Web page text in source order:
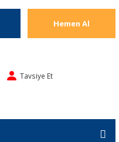
Hemen Al
Tavsiye Et